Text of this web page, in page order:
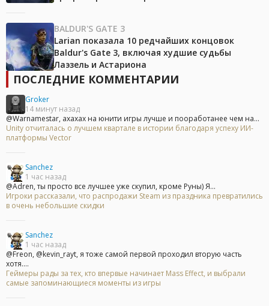
BALDUR'S GATE 3
Larian показала 10 редчайших концовок
Baldur's Gate 3, включая худшие судьбы
Лаэзель и Астариона
ПОСЛЕДНИЕ КОММЕНТАРИИ
Groker
14 минут назад
@Warnamestar, ахахах на юнити игры лучше и пооработанее чем на...
Unity отчиталась о лучшем квартале в истории благодаря успеху ИИ-
платформы Vector
Sanchez
1 час назад
@Adren, ты просто все лучшее уже скупил, кроме Руны) Я...
Игроки рассказали, что распродажи Steam из праздника превратились
в очень небольшие скидки
Sanchez
1 час назад
@Freon, @kevin_rayt, я тоже самой первой проходил вторую часть
хотя....
Геймеры рады за тех, кто впервые начинает Mass Effect, и выбрали
самые запоминающиеся моменты из игры